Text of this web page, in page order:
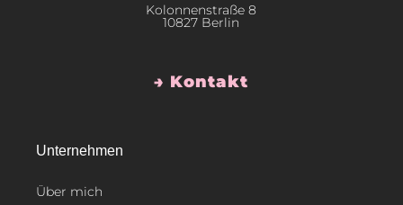
Kolonnenstraße 8
10827 Berlin
→ Kontakt
Unternehmen
Über mich